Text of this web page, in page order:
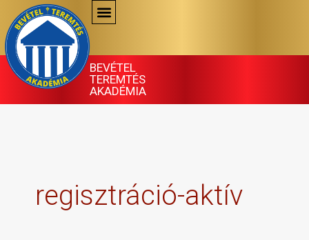
to
content
BEVÉTEL
TEREMTÉS
AKADÉMIA
regisztráció-aktív